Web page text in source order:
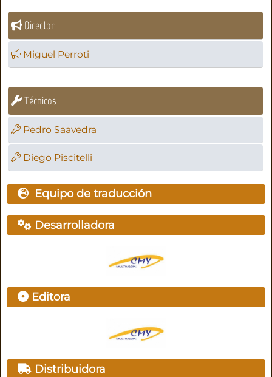
Director
Miguel Perroti
Técnicos
Pedro Saavedra
Diego Piscitelli
Equipo de traducción
Desarrolladora
Editora
Distribuidora